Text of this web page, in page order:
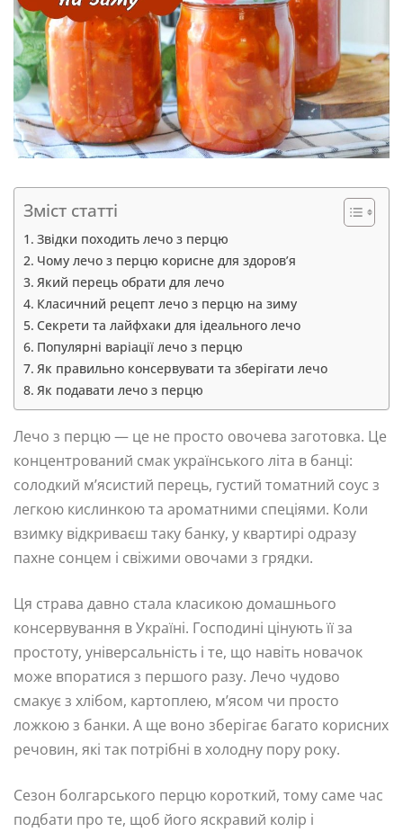
Зміст статті
Звідки походить лечо з перцю
Чому лечо з перцю корисне для здоров’я
Який перець обрати для лечо
Класичний рецепт лечо з перцю на зиму
Секрети та лайфхаки для ідеального лечо
Популярні варіації лечо з перцю
Як правильно консервувати та зберігати лечо
Як подавати лечо з перцю
Лечо з перцю — це не просто овочева заготовка. Це
концентрований смак українського літа в банці:
солодкий м’ясистий перець, густий томатний соус з
легкою кислинкою та ароматними спеціями. Коли
взимку відкриваєш таку банку, у квартирі одразу
пахне сонцем і свіжими овочами з грядки.
Ця страва давно стала класикою домашнього
консервування в Україні. Господині цінують її за
простоту, універсальність і те, що навіть новачок
може впоратися з першого разу. Лечо чудово
смакує з хлібом, картоплею, м’ясом чи просто
ложкою з банки. А ще воно зберігає багато корисних
речовин, які так потрібні в холодну пору року.
Сезон болгарського перцю короткий, тому саме час
подбати про те, щоб його яскравий колір і